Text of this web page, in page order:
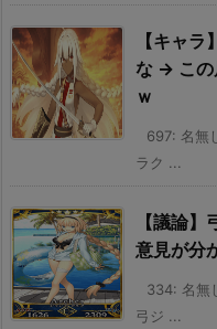
【キャ
な → この
ｗ
697: 名無
ラク ...
【議論
意見が分
334: 名無
弓ジ ...